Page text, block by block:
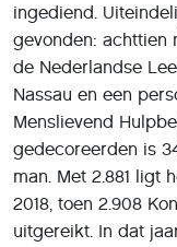
ingediend.
gevonden: achttien
de Nederlandse
Nassau en een
Menslievend
gedecoreerden is
man. Met 2.881 ligt
2018, toen 2.908
uitgereikt. In dat